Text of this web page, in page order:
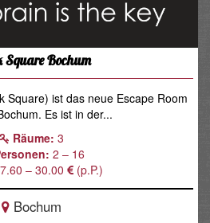
Square Bochum
Square) ist das neue Escape Room
Es ist in der...
Räume: 3
2 – 16
– 30.00 (p.P.)
Bochum